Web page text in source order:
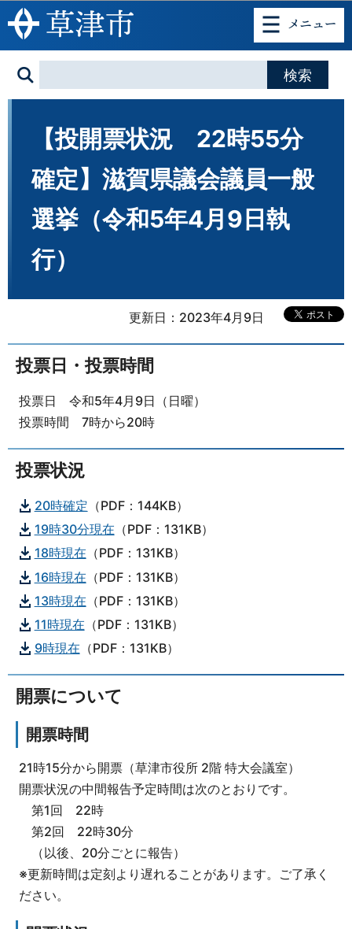
このページの本文へ移動
【投開票状況 22時55分
確定】滋賀県議会議員一般
選挙（令和5年4月9日執
行）
更新日：2023年4月9日
投票日・投票時間
投票日 令和5年4月9日（日曜）
投票時間 7時から20時
投票状況
20時確定 （PDF：144KB）
19時30分現在 （PDF：131KB）
18時現在 （PDF：131KB）
16時現在 （PDF：131KB）
13時現在 （PDF：131KB）
11時現在 （PDF：131KB）
9時現在 （PDF：131KB）
開票について
開票時間
21時15分から開票（草津市役所 2階 特大会議室）
開票状況の中間報告予定時間は次のとおりです。
第1回 22時
第2回 22時30分
（以後、20分ごとに報告）
※更新時間は定刻より遅れることがあります。ご了承く
ださい。